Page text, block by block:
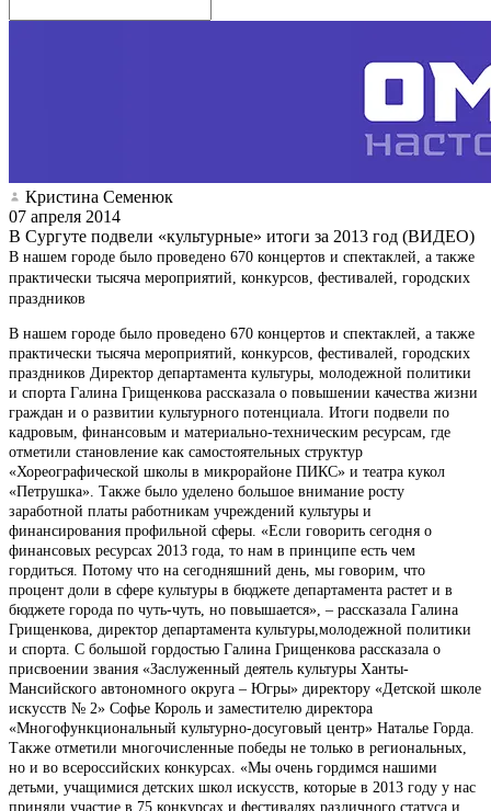
Кристина Семенюк
07 апреля 2014
В Сургуте подвели «культурные» итоги за 2013 год (ВИДЕО)
В нашем городе было проведено 670 концертов и спектаклей, а также
практически тысяча мероприятий, конкурсов, фестивалей, городских
праздников
В нашем городе было проведено 670 концертов и спектаклей, а также
практически тысяча мероприятий, конкурсов, фестивалей, городских
праздников Директор департамента культуры, молодежной политики
и спорта Галина Грищенкова рассказала о повышении качества жизни
граждан и о развитии культурного потенциала. Итоги подвели по
кадровым, финансовым и материально-техническим ресурсам, где
отметили становление как самостоятельных структур
«Хореографической школы в микрорайоне ПИКС» и театра кукол
«Петрушка». Также было уделено большое внимание росту
заработной платы работникам учреждений культуры и
финансирования профильной сферы. «Если говорить сегодня о
финансовых ресурсах 2013 года, то нам в принципе есть чем
гордиться. Потому что на сегодняшний день, мы говорим, что
процент доли в сфере культуры в бюджете департамента растет и в
бюджете города по чуть-чуть, но повышается», – рассказала Галина
Грищенкова, директор департамента культуры,молодежной политики
и спорта. С большой гордостью Галина Грищенкова рассказала о
присвоении звания «Заслуженный деятель культуры Ханты-
Мансийского автономного округа – Югры» директору «Детской школе
искусств № 2» Софье Король и заместителю директора
«Многофункциональный культурно-досуговый центр» Наталье Горда.
Также отметили многочисленные победы не только в региональных,
но и во всероссийских конкурсах. «Мы очень гордимся нашими
детьми, учащимися детских школ искусств, которые в 2013 году у нас
приняли участие в 75 конкурсах и фестивалях различного статуса и